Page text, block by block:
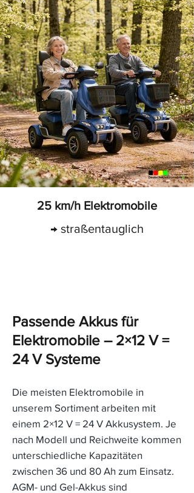
25 km/h Elektromobile
→ straßentauglich
Passende Akkus für
Elektromobile – 2×12 V =
24 V Systeme
Die meisten Elektromobile in
unserem Sortiment arbeiten mit
einem 2×12 V = 24 V Akkusystem. Je
nach Modell und Reichweite kommen
unterschiedliche Kapazitäten
zwischen 36 und 80 Ah zum Einsatz.
AGM- und Gel-Akkus sind